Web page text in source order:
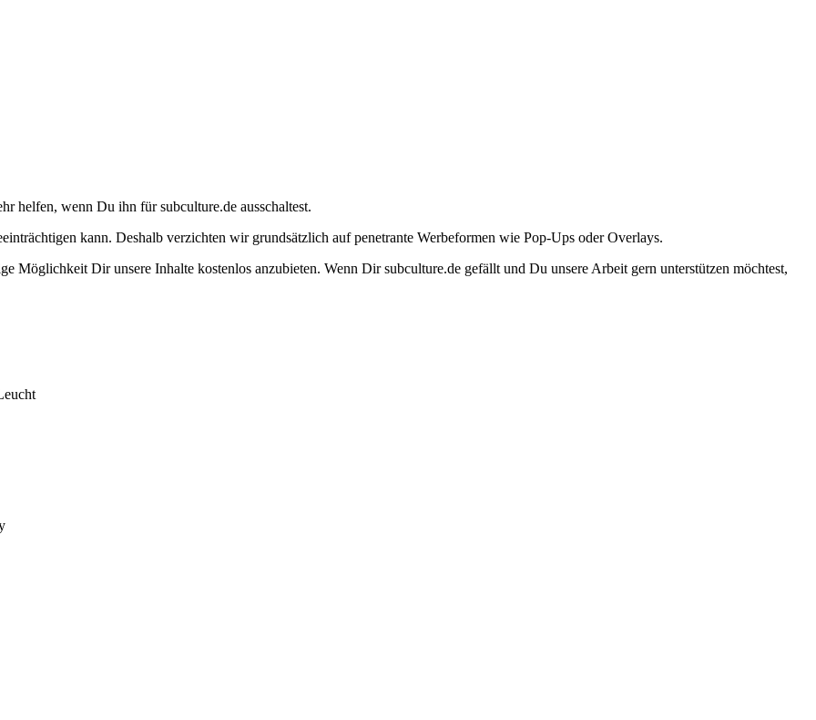
helfen, wenn Du ihn für subculture.de ausschaltest.
kann. Deshalb verzichten wir grundsätzlich auf penetrante Werbeformen wie Pop-Ups oder Overlays.
Möglichkeit Dir unsere Inhalte kostenlos anzubieten. Wenn Dir subculture.de gefällt und Du unsere Arbeit gern unterstützen möchtest,